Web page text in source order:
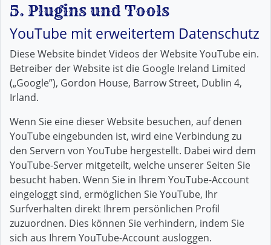
5. Plugins und Tools
YouTube mit erweitertem Datenschutz
Diese Website bindet Videos der Website YouTube ein.
Betreiber der Website ist die Google Ireland Limited
(„Google”), Gordon House, Barrow Street, Dublin 4,
Irland.
Wenn Sie eine dieser Website besuchen, auf denen
YouTube eingebunden ist, wird eine Verbindung zu
den Servern von YouTube hergestellt. Dabei wird dem
YouTube-Server mitgeteilt, welche unserer Seiten Sie
besucht haben. Wenn Sie in Ihrem YouTube-Account
eingeloggt sind, ermöglichen Sie YouTube, Ihr
Surfverhalten direkt Ihrem persönlichen Profil
zuzuordnen. Dies können Sie verhindern, indem Sie
sich aus Ihrem YouTube-Account ausloggen.